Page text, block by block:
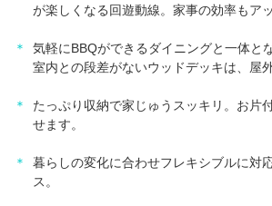
が楽しくなる回遊動線。家事の効率もア
＊
気軽にBBQができるダイニングと一体と
室内との段差がないウッドデッキは、屋
＊
たっぷり収納で家じゅうスッキリ。お片
せます。
＊
暮らしの変化に合わせフレキシブルに対
ス。